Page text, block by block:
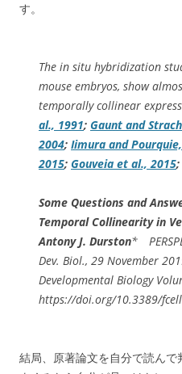
す。
The in situ hybridization
mouse embryos, show
temporally collinear
al., 1991; Gaunt and
2004; Iimura and
2015; Gouveia et al., 2015;
Some Questions and
Temporal Collinearity in
Antony J. Durston*
Dev. Biol., 29 November
Developmental Biology
https://doi.org/10.3389/
結局、原著論文を自分で読んで